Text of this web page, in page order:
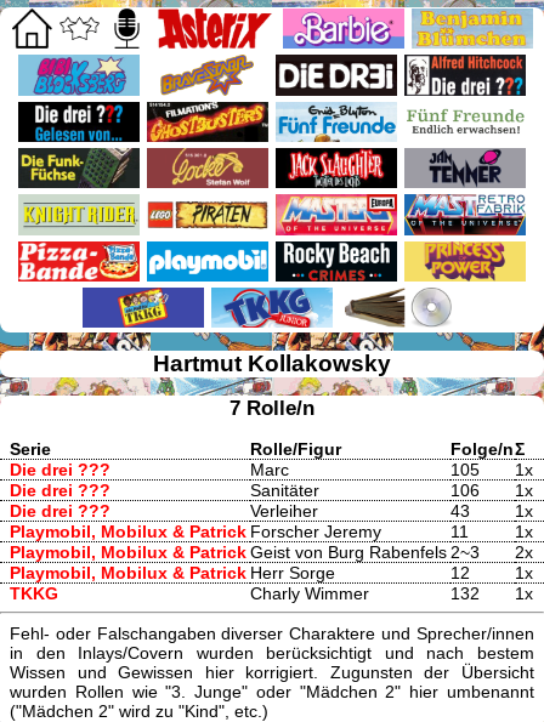
Hartmut Kollakowsky
7 Rolle/n
Serie Rolle/Figur Folge/nΣ
Die drei ???
Marc 105
1x
Die drei ???
Sanitäter 106
1x
Die drei ???
Verleiher 43
1x
Playmobil, Mobilux & Patrick Forscher Jeremy 11
1x
Playmobil, Mobilux & PatrickGeist von Burg Rabenfels2~3
2x
Playmobil, Mobilux & Patrick Herr Sorge 12
1x
TKKG
Charly Wimmer 132 1x
Fehl- oder Falschangaben diverser Charaktere und Sprecher/innen
in den Inlays/Covern wurden berücksichtigt und nach bestem
Wissen und Gewissen hier korrigiert. Zugunsten der Übersicht
wurden Rollen wie "3. Junge" oder "Mädchen 2" hier umbenannt
("Mädchen 2" wird zu "Kind", etc.)